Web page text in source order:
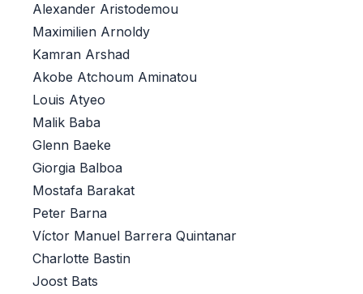
Alexander Aristodemou
Maximilien Arnoldy
Kamran Arshad
Akobe Atchoum Aminatou
Louis Atyeo
Malik Baba
Glenn Baeke
Giorgia Balboa
Mostafa Barakat
Peter Barna
Víctor Manuel Barrera Quintanar
Charlotte Bastin
Joost Bats